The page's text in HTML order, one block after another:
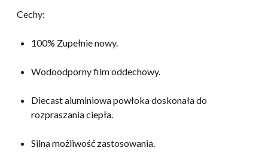
Cechy:
100% Zupełnie nowy.
Wodoodporny film oddechowy.
Diecast aluminiowa powłoka doskonała do
rozpraszania ciepła.
Silna możliwość zastosowania.